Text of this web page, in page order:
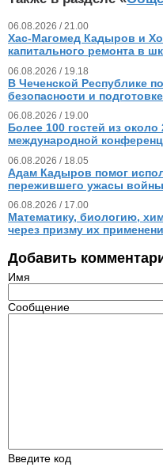
06.08.2026 / 21.00
Хас-Магомед Кадыров и
капитального ремонта в
06.08.2026 / 19.18
В Чеченской Республике
безопасности и
06.08.2026 / 19.00
Более 100 гостей из около
международной
06.08.2026 / 18.05
Адам Кадыров помог
пережившего ужасы
06.08.2026 / 17.00
Математику, биологию,
через призму их
Добавить
Имя
Сообщение
Введите код